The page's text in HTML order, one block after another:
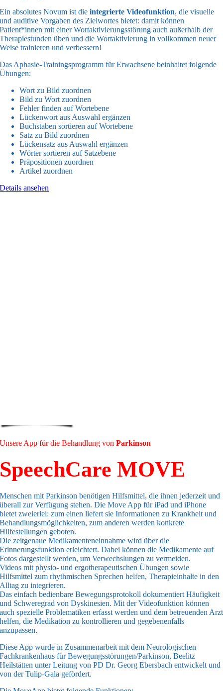
Ein absolutes Novum ist dieintegrierte Videofunktion, die visuelle
und auditive Vorgaben des Zielwortes bietet: damit können
Patient*innen mit einer Wortaktivierungsstörung auch außerhalb der
Therapiestunden üben und die Wortaktivierung in vollkommen neuer
Weise trainieren und verbessern!
Das Aphasie-Trainingsprogramm für Erwachsene beinhaltet folgende
Übungen:
Wort zu Bild zuordnen
Bild zu Wort zuordnen
Fehler finden auf Wortebene
Lückenwort aus Auswahl ergänzen
Buchstaben sortieren auf Wortebene
Satz zu Bild zuordnen
Lückensatz aus Auswahl ergänzen
Wörter sortieren auf Satzebene
Präpositionen zuordnen
Artikel zuordnen
Details ansehen
Unsere App für die Behandlung vonParkinson
SpeechCare MOVE
Menschen mit Parkinson benötigen Hilfsmittel, die ihnen jederzeit und
überall zur Verfügung stehen. Die Move App für iPad und iPhone
bietet zweierlei: zum einen liefert sie Informationen zu Krankheit und
Behandlungsmöglichkeiten, zum anderen werden konkrete
Hilfestellungen geboten.
Die zeitgenaue Medikamenteneinnahme wird über die
Erinnerungsfunktion erleichtert. Dabei können die Medikamente auf
Fotos dargestellt werden, um Verwechslungen zu vermeiden.
Videos mit physio- und ergotherapeutischen Übungen sowie
Hilfsmittel zum rhythmischen Sprechen helfen, Therapieinhalte in den
Alltag zu integrieren.
Das einfach bedienbare Bewegungsprotokoll dokumentiert Häufigkeit
und Schweregrad von Dyskinesien. Mit der Videofunktion können
auch spezielle Problematiken erfasst werden und dem betreuenden Arzt
helfen, die Medikation zu kontrollieren und gegebenenfalls
anzupassen.
Diese App wurde in Zusammenarbeit mit dem Neurologischen
Fachkrankenhaus für Bewegungsstörungen/Parkinson, Beelitz
Heilstätten unter Leitung von PD Dr. Georg Ebersbach entwickelt und
von der Tulip-Gala gefördert.